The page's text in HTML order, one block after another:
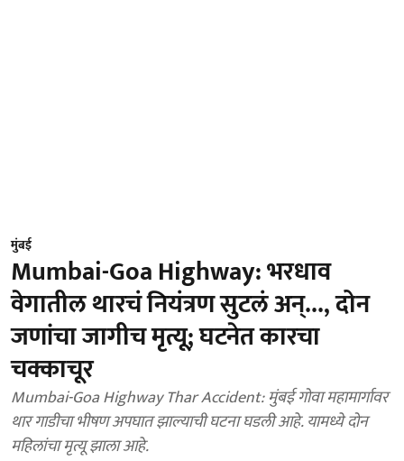
मुंबई
Mumbai-Goa Highway: भरधाव
वेगातील थारचं नियंत्रण सुटलं अन्..., दोन
जणांचा जागीच मृत्यू; घटनेत कारचा
चक्काचूर
Mumbai-Goa Highway Thar Accident: मुंबई गोवा महामार्गावर
थार गाडीचा भीषण अपघात झाल्याची घटना घडली आहे. यामध्ये दोन
महिलांचा मृत्यू झाला आहे.